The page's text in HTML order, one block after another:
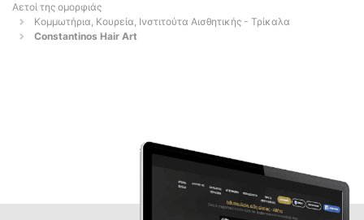
Αετοί της ομορφιάς
Κομμωτήρια, Κουρεία, Ινστιτούτα Αισθητικής - Τρίκαλα
Constantinos Hair Art